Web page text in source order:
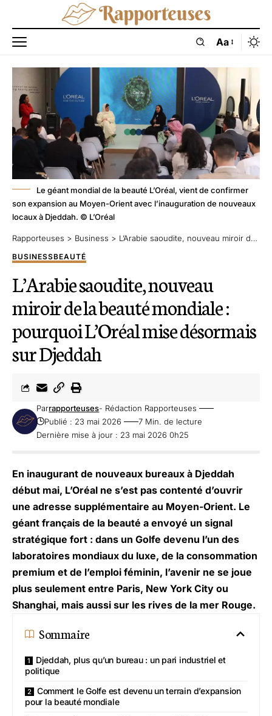
Aa
Le géant mondial de la beauté L’Oréal, vient de confirmer
son expansion au Moyen-Orient avec l’inauguration de nouveaux
locaux à Djeddah. © L’Oréal
Rapporteuses > Business > L’Arabie saoudite, nouveau miroir de la beauté mondiale : pourquoi L’Oréal mise désormais sur Djeddah
BUSINESSBEAUTÉ
L’Arabie saoudite, nouveau
miroir de la beauté mondiale :
pourquoi L’Oréal mise désormais
sur Djeddah
Dernière mise à jour : 23 mai 2026 0h25
Parrapporteuses- Rédaction Rapporteuses
Publié : 23 mai 2026
7 Min. de lecture
En inaugurant de nouveaux bureaux à Djeddah
début mai, L’Oréal ne s’est pas contenté d’ouvrir
une adresse supplémentaire au Moyen-Orient. Le
géant français de la beauté a envoyé un signal
stratégique fort : dans un Golfe devenu l’un des
laboratoires mondiaux du luxe, de la consommation
premium et de l’emploi féminin, l’avenir ne se joue
plus seulement entre Paris, New York City ou
Shanghai, mais aussi sur les rives de la mer Rouge.
Sommaire
Djeddah, plus qu’un bureau : un pari industriel et
politique
Comment le Golfe est devenu un terrain d’expansion
pour la beauté mondiale